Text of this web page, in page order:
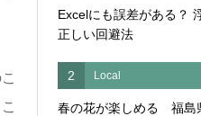
Excelにも誤差がある？
正しい回避法
2 Local
春の花が楽しめる 福島